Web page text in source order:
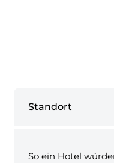
Standort
So ein Hotel